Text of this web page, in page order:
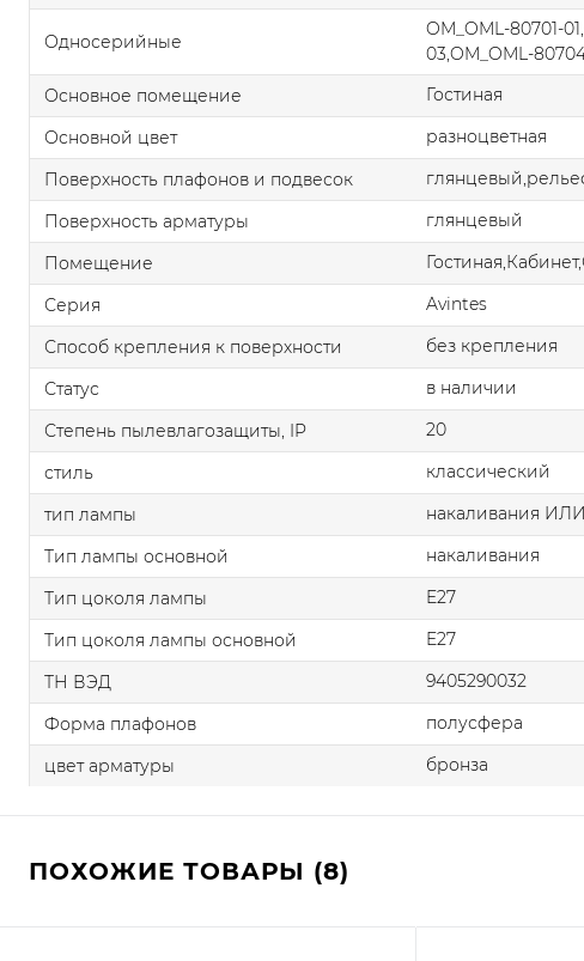
Односерийные
OM_OML-80701-
03,OM_OML-
Основное помещение
Гостиная
Основной цвет
разноцветная
Поверхность плафонов и подвесок
Поверхность арматуры
глянцевый
Помещение
Серия
Avintes
Способ крепления к поверхности
без крепления
Статус
в наличии
Степень пылевлагозащиты, IP
20
стиль
классический
тип лампы
накаливания
Тип лампы основной
накаливания
Тип цоколя лампы
E27
Тип цоколя лампы основной
E27
ТН ВЭД
9405290032
Форма плафонов
полусфера
цвет арматуры
бронза
ПОХОЖИЕ ТОВАРЫ (8)